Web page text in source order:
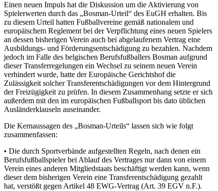
Einen neuen Impuls hat die Diskussion um die Aktivierung von
Spielerwerten durch das „Bosman-Urteil“ des EuGH erhalten. Bis
zu diesem Urteil hatten Fußballvereine gemäß nationalem und
europäischem Reglement bei der Verpflichtung eines neuen Spielers
an dessen bisherigen Verein auch bei abgelaufenem Vertrag eine
Ausbildungs- und Förderungsentschädigung zu bezahlen. Nachdem
jedoch im Falle des belgischen Berufsfußballers Bosman aufgrund
dieser Transferregelungen ein Wechsel zu seinem neuen Verein
verhindert wurde, hatte der Europäische Gerichtshof die
Zulässigkeit solcher Transferentschädigungen vor dem Hintergrund
der Freizügigkeit zu prüfen. In diesem Zusammenhang setzte er sich
außerdem mit den im europäischen Fußballsport bis dato üblichen
Ausländerklauseln auseinander.
Die Kernaussagen des „Bosman-Urteils“ lassen sich wie folgt
zusammenfassen:
• Die durch Sportverbände aufgestellten Regeln, nach denen ein
Berufsfußballspieler bei Ablauf des Vertrages nur dann von einem
Verein eines anderen Mitgliedstaats beschäftigt werden kann, wenn
dieser dem bisherigen Verein eine Transferentschädigung gezahlt
hat, verstößt gegen Artikel 48 EWG-Vertrag (Art. 39 EGV n.F.).